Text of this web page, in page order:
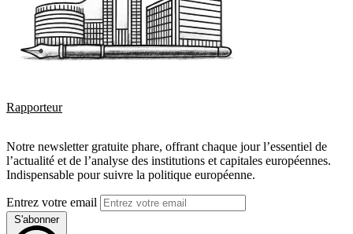
Rapporteur
Notre newsletter gratuite phare, offrant chaque jour l’essentiel de
l’actualité et de l’analyse des institutions et capitales européennes.
Indispensable pour suivre la politique européenne.
Entrez votre email
S'abonner